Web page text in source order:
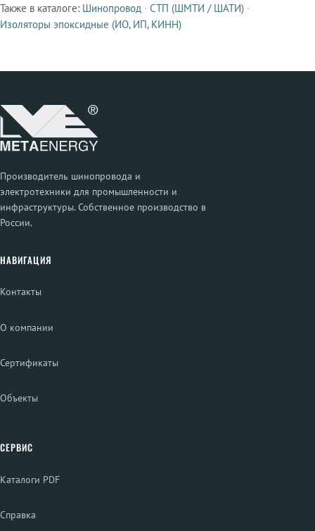
Смежные продукты
Также в каталоге: Шинопровод · СТП (ШМТИ / ШАТИ) ·
Изоляторы эпоксидные (ИО, ИП, КИНН)
Производитель шинопровода и
электротехники для промышленности и
инфраструктуры. Собственное производство в
России.
НАВИГАЦИЯ
Контакты
О компании
Сертификаты
Объекты
СЕРВИС
Каталоги PDF
Справка